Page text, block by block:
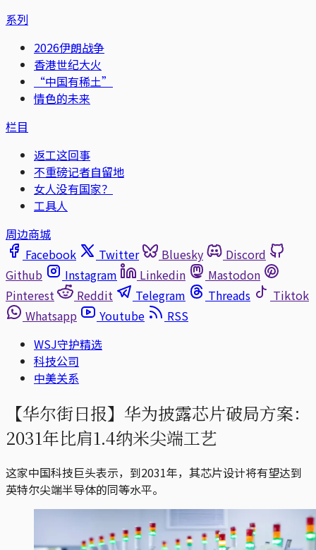
系列
2026伊朗战争
香港世纪大火
“中国有稀土”
情色的未来
栏目
返工这回事
不重磅记者自留地
女人没有国家？
工具人
周边商城
Facebook
Twitter Bluesky
Discord
Github
Instagram Linkedin
Mastodon
Pinterest
Reddit Telegram Threads
Tiktok
Whatsapp
Youtube
RSS
WSJ守护精选
科技公司
中美关系
【华尔街日报】华为披露芯片破局方案：
2031年比肩1.4纳米尖端工艺
这家中国科技巨头表示，到2031年，其芯片设计将有望达到
英特尔尖端半导体的同等水平。